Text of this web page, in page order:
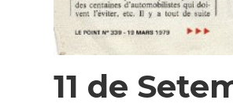
11 de